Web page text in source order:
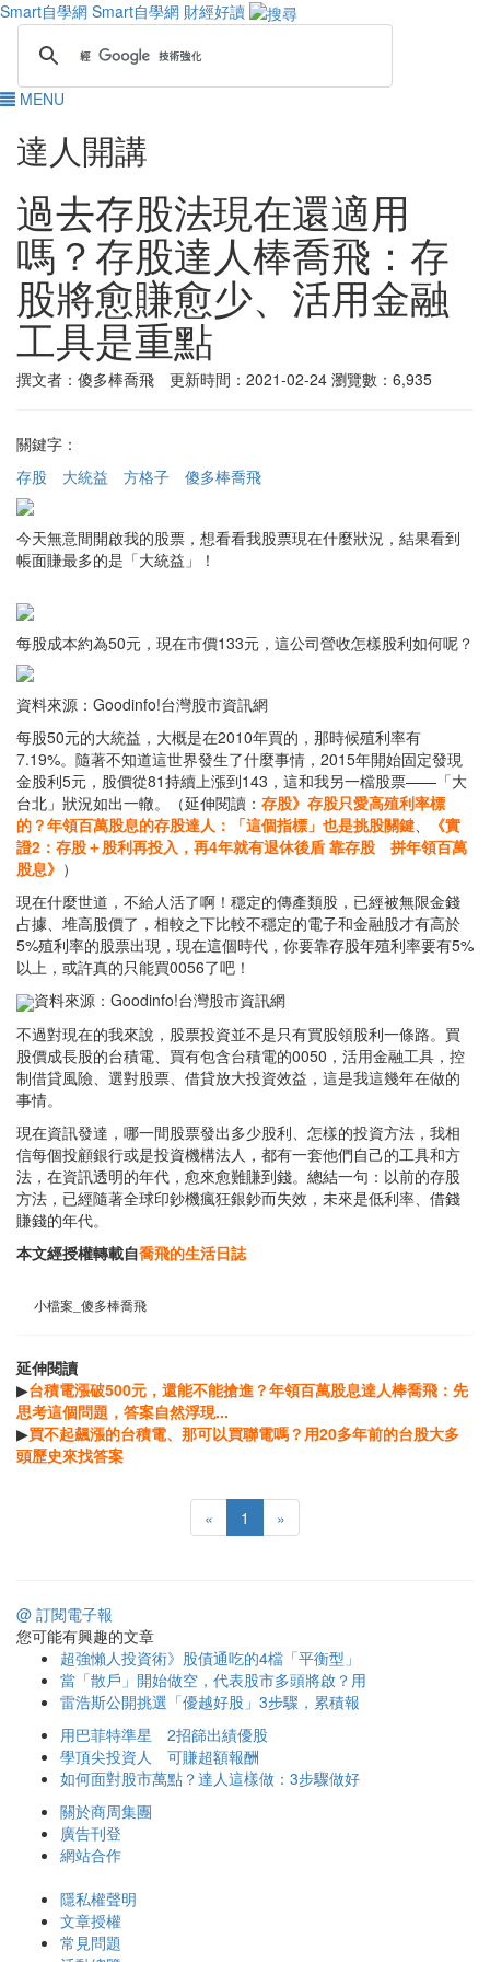
Smart自學網 Smart自學網 財經好讀
MENU
達人開講
過去存股法現在還適用
嗎？存股達人棒喬飛：存
股將愈賺愈少、活用金融
工具是重點
撰文者：傻多棒喬飛 更新時間：2021-02-24 瀏覽數：6,935
關鍵字：
存股
大統益 方格子 傻多棒喬飛
今天無意間開啟我的股票，想看看我股票現在什麼狀況，結果看到
帳面賺最多的是「大統益」！
每股成本約為50元，現在市價133元，這公司營收怎樣股利如何呢？
資料來源：Goodinfo!台灣股市資訊網
每股50元的大統益，大概是在2010年買的，那時候殖利率有
7.19%。隨著不知道這世界發生了什麼事情，2015年開始固定發現
金股利5元，股價從81持續上漲到143，這和我另一檔股票——「大
台北」狀況如出一轍。（延伸閱讀： 存股》存股只愛高殖利率標
的？年領百萬股息的存股達人：「這個指標」也是挑股關鍵、
《實
證2：存股＋股利再投入，再4年就有退休後盾 靠存股 拼年領百萬
股息》 ）
現在什麼世道，不給人活了啊！穩定的傳產類股，已經被無限金錢
占據、堆高股價了，相較之下比較不穩定的電子和金融股才有高於
5%殖利率的股票出現，現在這個時代，你要靠存股年殖利率要有5%
以上，或許真的只能買0056了吧！
資料來源：Goodinfo!台灣股市資訊網
不過對現在的我來說，股票投資並不是只有買股領股利一條路。買
股價成長股的台積電、買有包含台積電的0050，活用金融工具，控
制借貸風險、選對股票、借貸放大投資效益，這是我這幾年在做的
事情。
現在資訊發達，哪一間股票發出多少股利、怎樣的投資方法，我相
信每個投顧銀行或是投資機構法人，都有一套他們自己的工具和方
法，在資訊透明的年代，愈來愈難賺到錢。總結一句：以前的存股
方法，已經隨著全球印鈔機瘋狂銀鈔而失效，未來是低利率、借錢
賺錢的年代。
本文經授權轉載自喬飛的生活日誌
小檔案_傻多棒喬飛
延伸閱讀
▶台積電漲破500元，還能不能搶進？年領百萬股息達人棒喬飛：先
思考這個問題，答案自然浮現...
▶買不起飆漲的台積電、那可以買聯電嗎？用20多年前的台股大多
頭歷史來找答案
« 1 »
@ 訂閱電子報
您可能有興趣的文章
超強懶人投資術》股債通吃的4檔「平衡型」
當「散戶」開始做空，代表股市多頭將啟？用
雷浩斯公開挑選「優越好股」3步驟，累積報
用巴菲特準星 2招篩出績優股
學頂尖投資人 可賺超額報酬
如何面對股市萬點？達人這樣做：3步驟做好
關於商周集團
廣告刊登
網站合作
隱私權聲明
文章授權
常見問題